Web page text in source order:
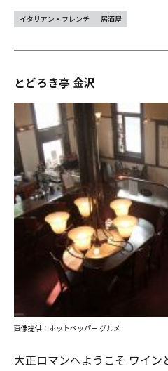
イタリアン・フレンチ 居酒屋
とどろき亭 金沢
大正ロマンへようこそ ワイン
画像提供：ホットペッパー グルメ